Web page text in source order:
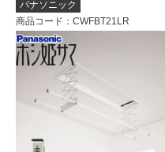
パナソニック
商品コード ：CWFBT21LR